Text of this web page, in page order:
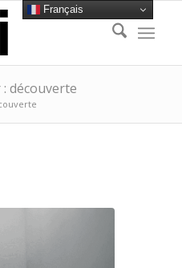
découverte
Français